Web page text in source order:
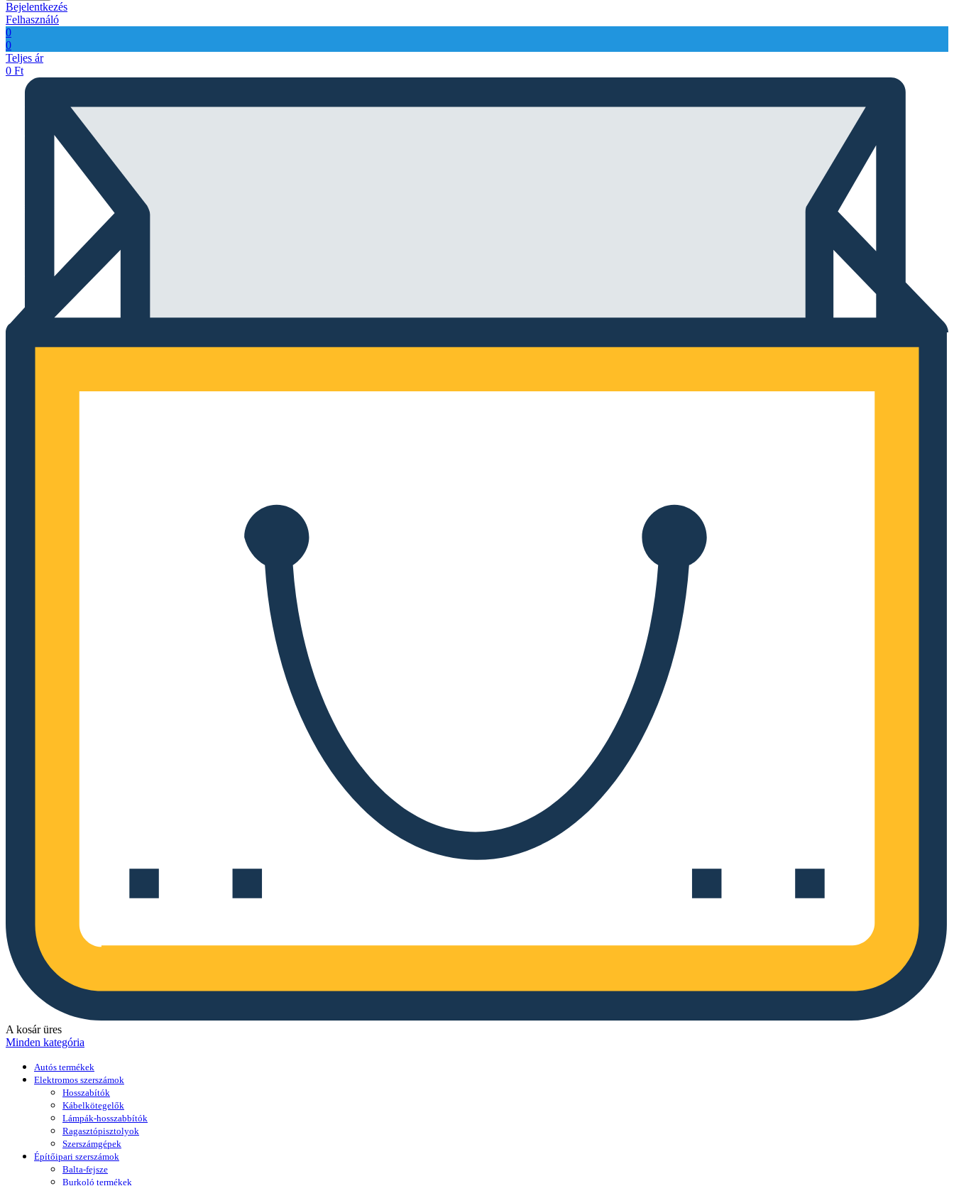
Bejelentkezés
Felhasználó
0
0
Teljes ár
0 Ft
A kosár üres
Minden kategória
Autós termékek
Elektromos szerszámok
Hosszabítók
Kábelkötegelők
Lámpák-hosszabbítók
Ragasztópisztolyok
Szerszámgépek
Építőipari szerszámok
Balta-fejsze
Burkoló termékek